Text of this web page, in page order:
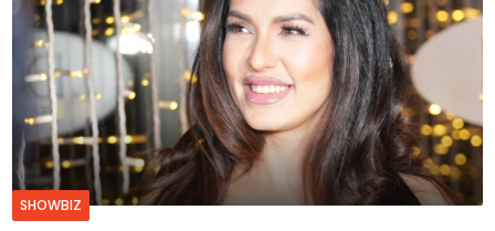
SHOWBIZ